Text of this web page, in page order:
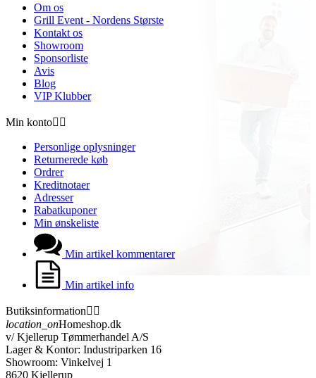
Om os
Grill Event - Nordens Største
Kontakt os
Showroom
Sponsorliste
Avis
Blog
VIP Klubber
Min konto 
Personlige oplysninger
Returnerede køb
Ordrer
Kreditnotaer
Adresser
Rabatkuponer
Min ønskeliste
Min artikel kommentarer
Min artikel info
Butiksinformation 
location_onHomeshop.dk
v/ Kjellerup Tømmerhandel A/S
Lager & Kontor: Industriparken 16
Showroom: Vinkelvej 1
8620 Kjellerup